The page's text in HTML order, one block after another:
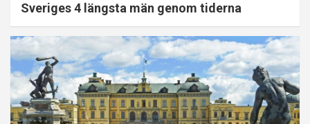
Sveriges 4 längsta män genom tiderna